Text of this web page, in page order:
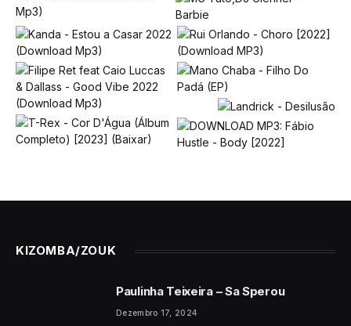
KIZOMBA/ZOUK
Paulinha Teixeira – Sa Sperou
Dezembro 17, 2024